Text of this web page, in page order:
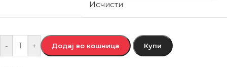
Исчисти
- + Додај во кошница Купи